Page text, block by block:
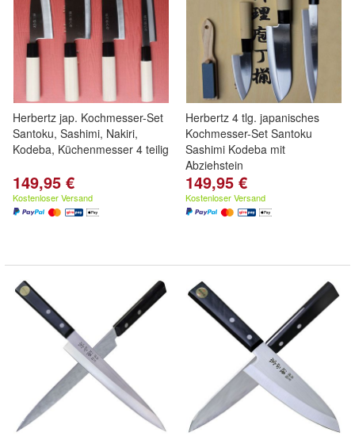
Herbertz jap. Kochmesser-Set
Santoku, Sashimi, Nakiri,
Kodeba, Küchenmesser 4 teilig
149,95 €
Kostenloser Versand
Herbertz 4 tlg. japanisches
Kochmesser-Set Santoku
Sashimi Kodeba mit
Abziehstein
149,95 €
Kostenloser Versand